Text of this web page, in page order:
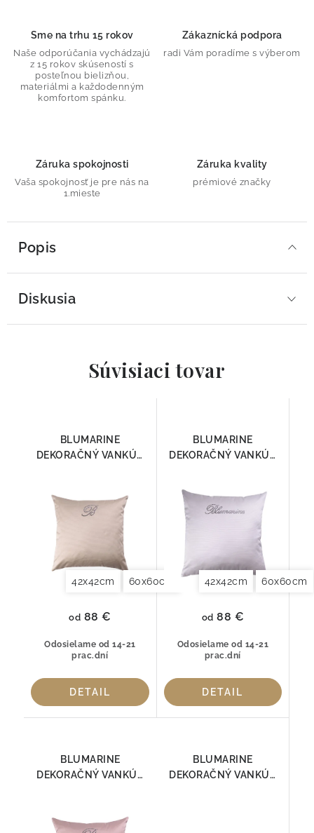
Sme na trhu 15 rokov
Naše odporúčania vychádzajú
z 15 rokov skúseností s
posteľnou bielizňou,
materiálmi a každodenným
komfortom spánku.
Zákaznícká podpora
radi Vám poradíme s výberom
Záruka spokojnosti
Vaša spokojnosť je pre nás na
1.mieste
Záruka kvality
prémiové značky
Popis
Diskusia
Súvisiaci tovar
BLUMARINE
DEKORAČNÝ VANKÚŠ
42x42cm 60x60cm
Odosielame od 14-21
prac.dní
od 88 €
DETAIL
BLUMARINE
DEKORAČNÝ VANKÚŠ
42x42cm 60x60cm
Odosielame od 14-21
prac.dní
od 88 €
DETAIL
BLUMARINE
DEKORAČNÝ VANKÚŠ
BLUMARINE
DEKORAČNÝ VANKÚŠ